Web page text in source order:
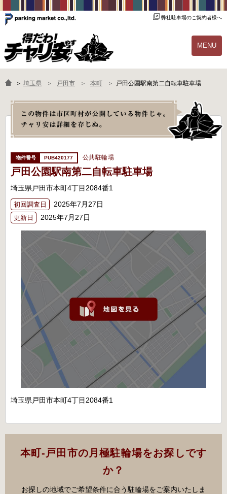
弊社駐車場のご契約者様へ
MENU
物件一覧 ご契約の流れ
よくあるご質問 駐輪場オーナー様へ
＞ 埼玉県 戸田市 本町 戸田公園駅南第二自転車駐車場
PUB420177 公共駐輪場
戸田公園駅南第二自転車駐車場
埼玉県戸田市本町4丁目2084番1
初回調査日 2025年7月27日
更新日 2025年7月27日
埼玉県戸田市本町4丁目2084番1
本町-戸田市の月極駐輪場をお探しです
か？
お探しの地域でご希望条件に合う駐輪場をご案内いたしま